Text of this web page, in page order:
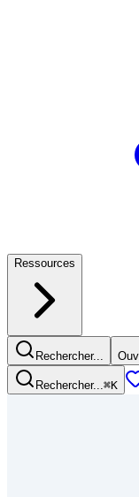
Ressources
Rechercher...
Rechercher...⌘K